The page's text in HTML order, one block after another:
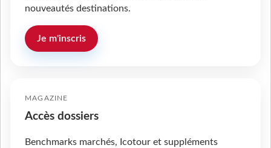
nouveautés destinations.
Je m'inscris
MAGAZINE
Accès dossiers
Benchmarks marchés, Icotour et suppléments